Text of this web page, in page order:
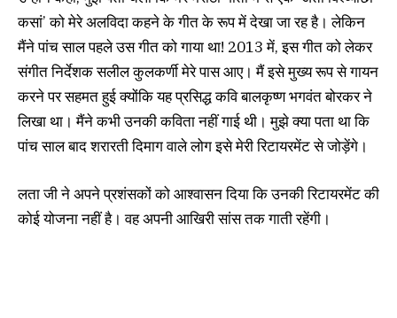
कसां’ को मेरे अलविदा कहने के गीत के रूप में देखा जा रह है। लेकिन
मैंने पांच साल पहले उस गीत को गाया था! 2013 में, इस गीत को लेकर
संगीत निर्देशक सलील कुलकर्णी मेरे पास आए। मैं इसे मुख्य रूप से गायन
करने पर सहमत हुई क्योंकि यह प्रसिद्ध कवि बालकृष्ण भगवंत बोरकर ने
लिखा था। मैंने कभी उनकी कविता नहीं गाई थी। मुझे क्या पता था कि
पांच साल बाद शरारती दिमाग वाले लोग इसे मेरी रिटायरमेंट से जोड़ेंगे।
लता जी ने अपने प्रशंसकों को आश्वासन दिया कि उनकी रिटायरमेंट की
कोई योजना नहीं है। वह अपनी आखिरी सांस तक गाती रहेंगी।